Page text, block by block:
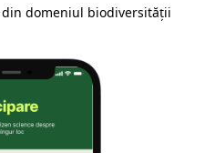
domeniul biodiversității